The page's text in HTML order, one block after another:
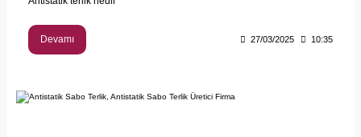
Devamı 27/03/2025 10:35